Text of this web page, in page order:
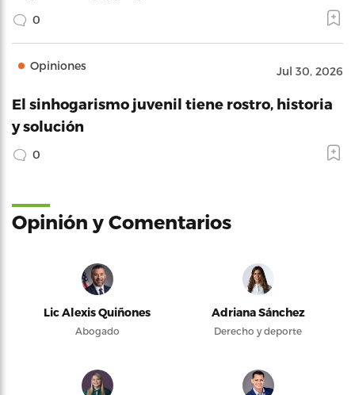
0
Opiniones Jul 30, 2026
El sinhogarismo juvenil tiene rostro, historia
y solución
0
Opinión y Comentarios
Lic Alexis Quiñones
Abogado
Adriana Sánchez
Derecho y deporte